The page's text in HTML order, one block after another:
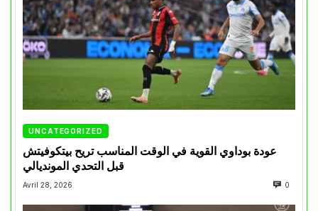
UNCATEGORIZED
عودة بوداوي القوية في الوقت المناسب تريح بيتكوفيتش
قبل التحدي المونديالي
Avril 28, 2026 0